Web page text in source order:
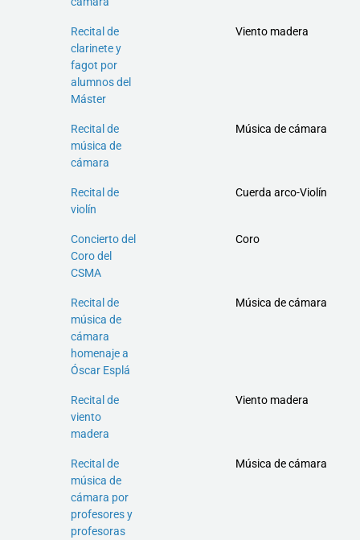
Recital de
clarinete y
fagot por
alumnos del
Máster
Viento madera
Recital de
música de
cámara
Música de cámara
Recital de
violín
Cuerda arco-Violín
Concierto del
Coro del
CSMA
Coro
Recital de
música de
cámara
homenaje a
Óscar Esplá
Música de cámara
Recital de
viento
madera
Viento madera
Recital de
música de
cámara por
profesores y
profesoras
Música de cámara